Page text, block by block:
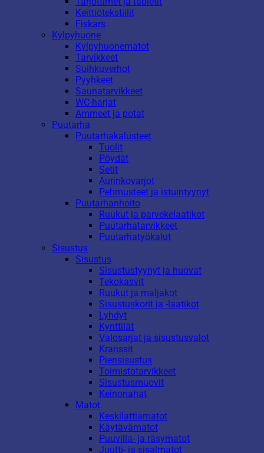
Keittiötekstiilit
Fiskars
Kylpyhuone
Kylpyhuonematot
Tarvikkeet
Suihkuverhot
Pyyhkeet
Saunatarvikkeet
WC-harjat
Ammeet ja potat
Puutarha
Puutarhakalusteet
Tuolit
Pöydät
Setit
Aurinkovarjot
Pehmusteet ja istuintyynyt
Puutarhanhoito
Ruukut ja parvekelaatikot
Puutarhatarvikkeet
Puutarhatyökalut
Sisustus
Sisustus
Sisustustyynyt ja huovat
Tekokasvit
Ruukut ja maljakot
Sisustuskorit ja -laatikot
Lyhdyt
Kynttilät
Valosarjat ja sisustusvalot
Kranssit
Piensisustus
Toimistotarvikkeet
Sisustusmuovit
Keinonahat
Matot
Keskilattiamatot
Käytävämatot
Puuvilla- ja räsymatot
Juutti- ja sisalmatot